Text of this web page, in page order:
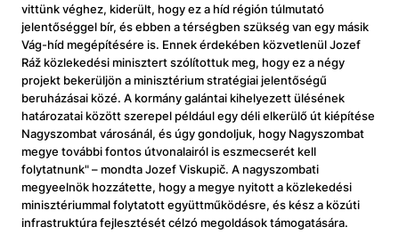
vittünk véghez, kiderült, hogy ez a híd régión túlmutató
jelentőséggel bír, és ebben a térségben szükség van egy másik
Vág-híd megépítésére is. Ennek érdekében közvetlenül Jozef
Ráž közlekedési minisztert szólítottuk meg, hogy ez a négy
projekt bekerüljön a minisztérium stratégiai jelentőségű
beruházásai közé. A kormány galántai kihelyezett ülésének
határozatai között szerepel például egy déli elkerülő út kiépítése
Nagyszombat városánál, és úgy gondoljuk, hogy Nagyszombat
megye további fontos útvonalairól is eszmecserét kell
folytatnunk" – mondta Jozef Viskupič. A nagyszombati
megyeelnök hozzátette, hogy a megye nyitott a közlekedési
minisztériummal folytatott együttműködésre, és kész a közúti
infrastruktúra fejlesztését célzó megoldások támogatására.